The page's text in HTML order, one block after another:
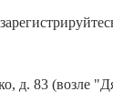
д. 83 (возле